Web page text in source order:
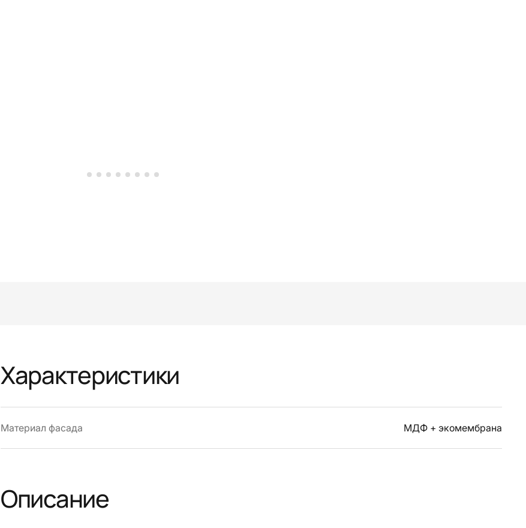
Характеристики
Материал фасада МДФ + экомембрана
Описание